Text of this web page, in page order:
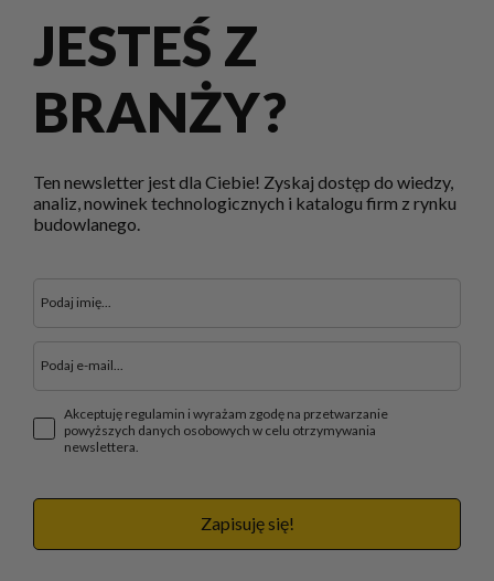
JESTEŚ Z
BRANŻY?
Ten newsletter jest dla Ciebie! Zyskaj dostęp do wiedzy,
analiz, nowinek technologicznych i katalogu firm z rynku
budowlanego.
Akceptuję regulamin i wyrażam zgodę na przetwarzanie
powyższych danych osobowych w celu otrzymywania
newslettera.
Zapisuję się!